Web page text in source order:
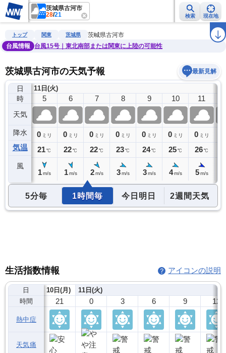
茨城県古河市
28/21 検索 現在地
雨雲レーダー 台風情報 地震情報 ラ
トップ 関東 茨城県
茨城県古河市
台風情報
台風15号｜東北南部または関東に上陸の可能性
茨城県古河市の天気予報 最新見解
日
時
天気
降水
気温
風
11日(火)
4
0ミリ
21℃
5
0 ミリ
21℃
1 m/s
6
0 ミリ
22℃
1 m/s
7
0 ミリ
22℃
2 m/s
8
0 ミリ
23℃
3 m/s
9
0 ミリ
24℃
3 m/s
10
0 ミリ
25℃
4 m/s
11
0 ミリ
26℃
5 m/s
5分毎 1時間毎 今日明日 2週間天気
生活指数情報 アイコンの説明
日
時間
熱中症
天気痛
10日(月)
21
11日(火)
0 3 6 9 12